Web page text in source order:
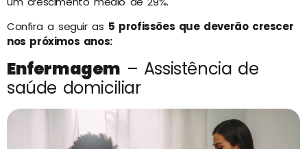
Confira a seguir as 5 profissões que deverão crescer
nos próximos anos:
Enfermagem – Assistência de
saúde domiciliar